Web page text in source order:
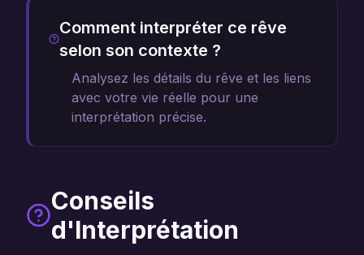
Comment interpréter ce rêve
selon son contexte ?
Analysez les détails du rêve et les liens
avec votre vie réelle pour une
interprétation précise.
Conseils
d'Interprétation